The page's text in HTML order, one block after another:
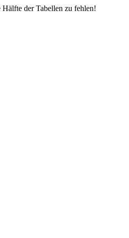
der Tabellen zu fehlen!